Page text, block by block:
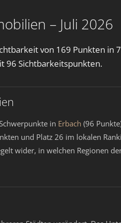
– Juli 2026
von 169 Punkten in
96 Sichtbarkeitspunkten.
in Erbach (96
und Platz 26 im lokalen
wider, in welchen Regionen